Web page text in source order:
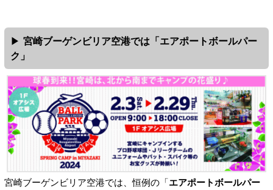
宮崎ブーゲンビリア空港では「エアポートボールパー
ク」
宮崎ブーゲンビリア空港では、恒例の「 エアポートボールパー